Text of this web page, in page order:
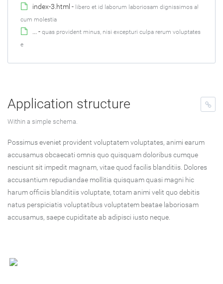
index-3.html - libero et id laborum laboriosam dignissimos a!
cum molestia
... - quas provident minus, nisi excepturi culpa rerum voluptates
e
Application structure
Within a simple schema.
Possimus eveniet provident voluptatem voluptates, animi earum
accusamus obcaecati omnis quo quisquam doloribus cumque
nesciunt sit impedit magnam, vitae quod facilis blanditiis. Dolores
accusantium repudiandae mollitia quisquam quasi magni hic
harum officiis blanditiis voluptate, totam animi velit quo debitis
natus perspiciatis voluptatibus voluptatem beatae laboriosam
accusamus, saepe cupiditate ab adipisci iusto neque.